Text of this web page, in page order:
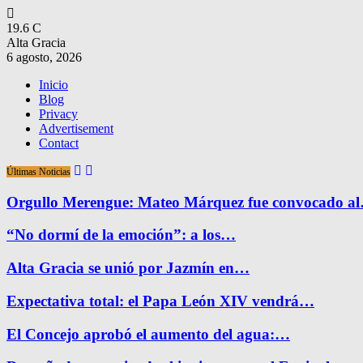
19.6 C
Alta Gracia
6 agosto, 2026
Inicio
Blog
Privacy
Advertisement
Contact
Últimas Noticias
Orgullo Merengue: Mateo Márquez fue convocado
“No dormí de la emoción”: a los…
Alta Gracia se unió por Jazmín en…
Expectativa total: el Papa León XIV vendrá…
El Concejo aprobó el aumento del agua:…